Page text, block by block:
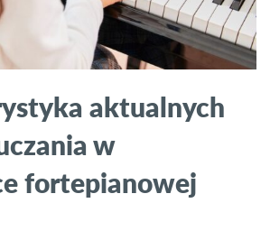
aktualnych
w
fortepianowej